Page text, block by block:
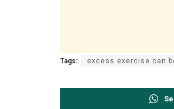
Tags: excess exercise can